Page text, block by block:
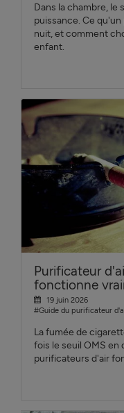
Dans la chambre, le
puissance. Ce
nuit, et comment
enfant.
Purificateur
fonctionne
19 juin 2026
#Guide du purificateur
La fumée de
fois le seuil OMS en
purificateurs d'air